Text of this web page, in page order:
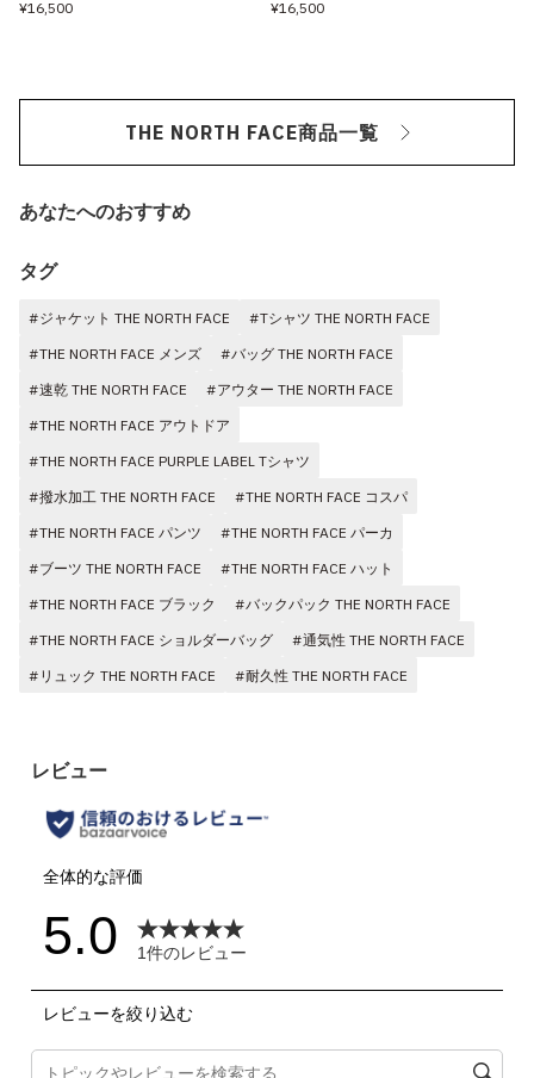
¥16,500 ¥16,500
THE NORTH FACE商品一覧
あなたへのおすすめ
タグ
#ジャケット THE NORTH FACE
#Tシャツ THE NORTH FACE
#THE NORTH FACE メンズ
#バッグ THE NORTH FACE
#速乾 THE NORTH FACE
#アウター THE NORTH FACE
#THE NORTH FACE アウトドア
#THE NORTH FACE PURPLE LABEL Tシャツ
#撥水加工 THE NORTH FACE
#THE NORTH FACE コスパ
#THE NORTH FACE パンツ
#THE NORTH FACE パーカ
#ブーツ THE NORTH FACE
#THE NORTH FACE ハット
#THE NORTH FACE ブラック
#バックパック THE NORTH FACE
#THE NORTH FACE ショルダーバッグ
#通気性 THE NORTH FACE
#リュック THE NORTH FACE
#耐久性 THE NORTH FACE